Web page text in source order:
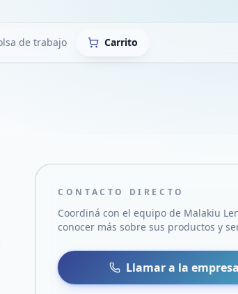
de trabajo Carrito
empresa
Compartir por WhatsApp
Compartir por mail
CONTACTO DIRECTO
Coordiná con el equipo de Malakiu
conocer más sobre sus productos y
Llamar a la empresa